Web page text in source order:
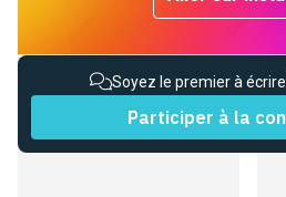
Soyez le premier à
Participer à la